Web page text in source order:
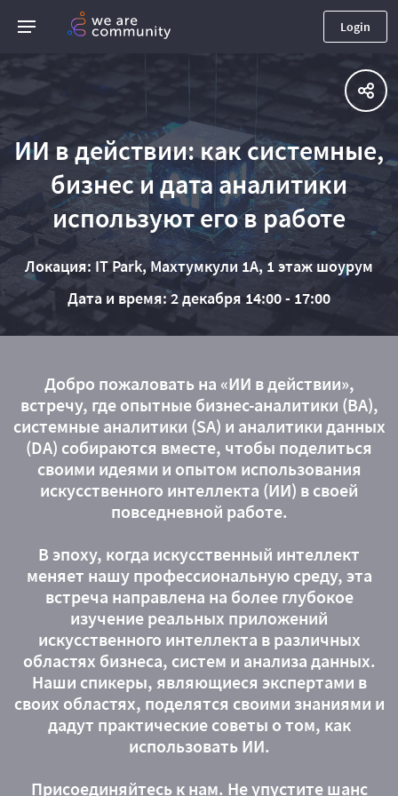
Login
ИИ в действии: как системные,
бизнес и дата аналитики
используют его в работе
Локация: IT Park, Махтумкули 1А, 1 этаж шоурум
Дата и время: 2 декабря 14:00 - 17:00
Добро пожаловать на «ИИ в действии»,
встречу, где опытные бизнес-аналитики (BA),
системные аналитики (SA) и аналитики данных
(DA) собираются вместе, чтобы поделиться
своими идеями и опытом использования
искусственного интеллекта (ИИ) в своей
повседневной работе.
В эпоху, когда искусственный интеллект
меняет нашу профессиональную среду, эта
встреча направлена на более глубокое
изучение реальных приложений
искусственного интеллекта в различных
областях бизнеса, систем и анализа данных.
Наши спикеры, являющиеся экспертами в
своих областях, поделятся своими знаниями и
дадут практические советы о том, как
использовать ИИ.
Присоединяйтесь к нам. Не упустите шанс